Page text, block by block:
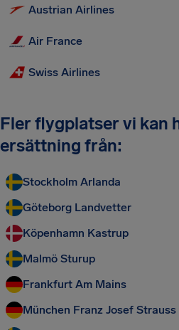
Austrian Airlines
Air France
Swiss Airlines
Fler flygplatser vi kan
ersättning från:
Stockholm Arlanda
Göteborg Landvetter
Köpenhamn Kastrup
Malmö Sturup
Frankfurt Am Mains
München Franz Josef Strauss